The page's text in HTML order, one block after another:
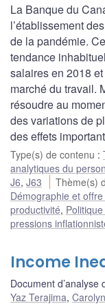
La Banque du
l’établissement
de la pandémie.
tendance
salaires en 2018
marché du travail.
résoudre au
des variations de
des effets
Type(s) de contenu :
analytiques du
J6, J63 Thème(s)
Démographie et
productivité,
pressions
Income
Document
Yaz Terajima,